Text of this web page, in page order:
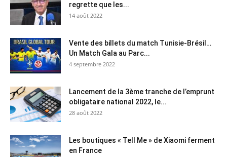
regrette que les...
14 août 2022
Vente des billets du match Tunisie-Brésil…
Un Match Gala au Parc...
4 septembre 2022
Lancement de la 3ème tranche de l’emprunt
obligataire national 2022, le...
28 août 2022
Les boutiques « Tell Me » de Xiaomi ferment
en France